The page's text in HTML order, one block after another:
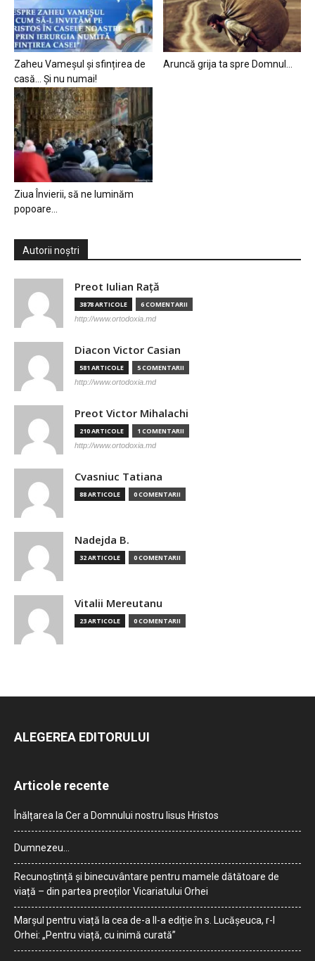
Zaheu Vameșul și sfințirea de
casă… Și nu numai!
Aruncă grija ta spre Domnul…
Ziua Învierii, să ne luminăm
popoare…
Autorii noștri
Preot Iulian Raţă
3878 ARTICOLE 6 COMENTARII
http://www.ortodoxia.md
Diacon Victor Casian
581 ARTICOLE 5 COMENTARII
http://www.ortodoxia.md
Preot Victor Mihalachi
210 ARTICOLE 1 COMENTARII
http://www.ortodoxia.md
Cvasniuc Tatiana
88 ARTICOLE 0 COMENTARII
Nadejda B.
32 ARTICOLE 0 COMENTARII
Vitalii Mereutanu
23 ARTICOLE 0 COMENTARII
ALEGEREA EDITORULUI
Articole recente
Înălțarea la Cer a Domnului nostru Iisus Hristos
Dumnezeu…
Recunoștință și binecuvântare pentru mamele dătătoare de
viață – din partea preoților Vicariatului Orhei
Marșul pentru viață la cea de-a II-a ediție în s. Lucășeuca, r-l
Orhei: „Pentru viață, cu inimă curată”